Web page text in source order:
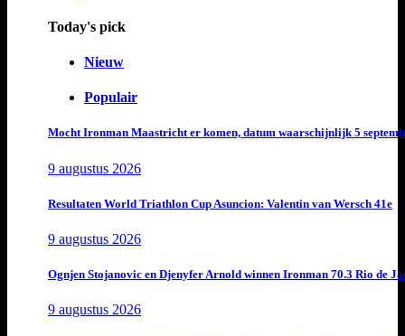
Today's pick
Nieuw
Populair
Mocht Ironman Maastricht er komen, datum waarschijnlijk 5
9 augustus 2026
Resultaten World Triathlon Cup Asuncion: Valentin van Wersch 41e
9 augustus 2026
Ognjen Stojanovic en Djenyfer Arnold winnen Ironman 70.3 Rio de
9 augustus 2026